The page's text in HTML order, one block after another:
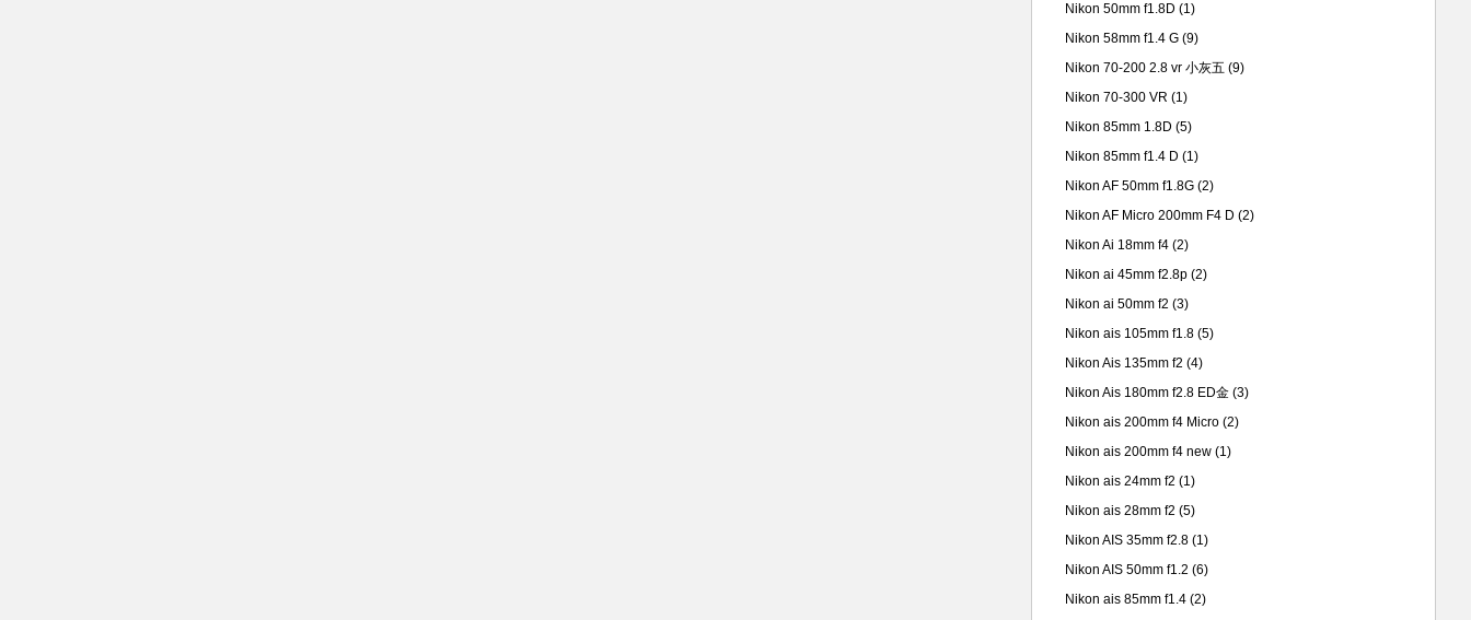
Nikon 50mm f1.8D (1)
Nikon 58mm f1.4 G (9)
Nikon 70-200 2.8 vr 小灰五 (9)
Nikon 70-300 VR (1)
Nikon 85mm 1.8D (5)
Nikon 85mm f1.4 D (1)
Nikon AF 50mm f1.8G (2)
Nikon AF Micro 200mm F4 D (2)
Nikon Ai 18mm f4 (2)
Nikon ai 45mm f2.8p (2)
Nikon ai 50mm f2 (3)
Nikon ais 105mm f1.8 (5)
Nikon Ais 135mm f2 (4)
Nikon Ais 180mm f2.8 ED金 (3)
Nikon ais 200mm f4 Micro (2)
Nikon ais 200mm f4 new (1)
Nikon ais 24mm f2 (1)
Nikon ais 28mm f2 (5)
Nikon AIS 35mm f2.8 (1)
Nikon AIS 50mm f1.2 (6)
Nikon ais 85mm f1.4 (2)